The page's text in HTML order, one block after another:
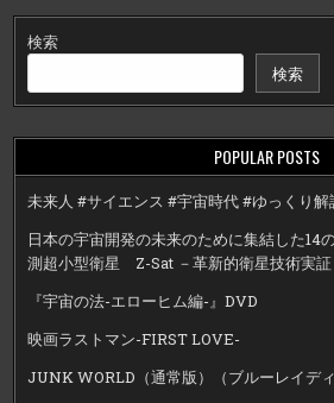
検索
検索
POPULAR POSTS
未来人 #サイエンス #宇宙時代 #ゆっくり解
日本の宇宙開発の未来のために集結した14
測超小型衛星 Z-Sat －革新的衛星技術実
『宇宙の法-エローヒム編-』DVD
映画ラストマン-FIRST LOVE-
JUNK WORLD（通常版）（ブルーレイディ